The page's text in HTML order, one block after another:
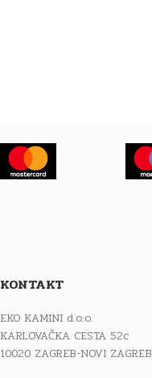
KONTAKT
EKO KAMINI d.o.o.
KARLOVAČKA CESTA 52c
10020 ZAGREB-NOVI ZAGREB